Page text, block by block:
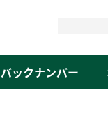
バックナンバー